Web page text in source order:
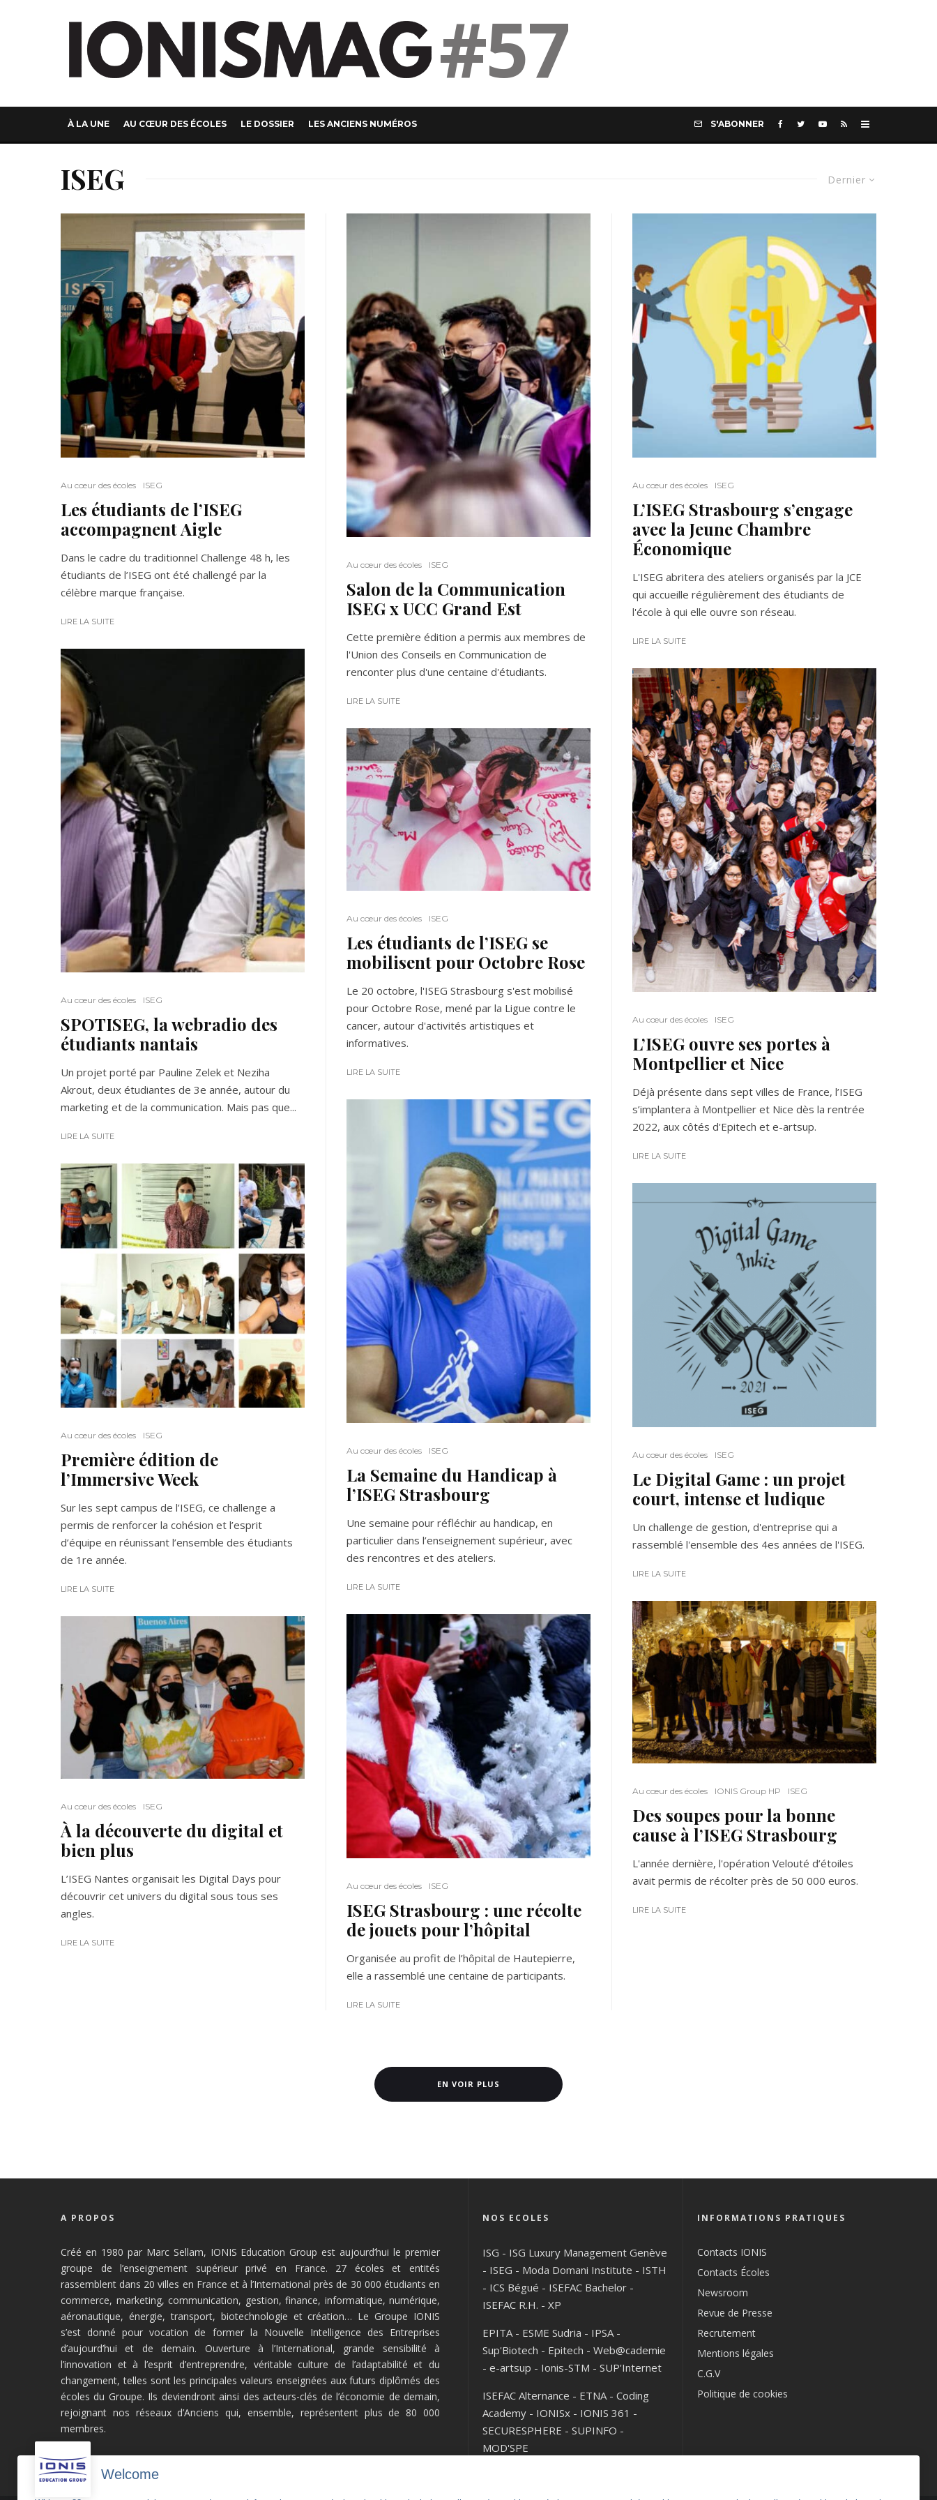
#57
À LA UNE AU CŒUR DES ÉCOLES LE DOSSIER LES ANCIENS NUMÉROS S'ABONNER
Dernier
ISEG
Au cœur des écoles ISEG
Les étudiants de l’ISEG
accompagnent Aigle
Dans le cadre du traditionnel Challenge 48 h, les
étudiants de l’ISEG ont été challengé par la
célèbre marque française.
LIRE LA SUITE
Au cœur des écoles ISEG
SPOTISEG, la webradio des
étudiants nantais
Un projet porté par Pauline Zelek et Neziha
Akrout, deux étudiantes de 3e année, autour du
marketing et de la communication. Mais pas que...
LIRE LA SUITE
Au cœur des écoles ISEG
Première édition de
l’Immersive Week
Sur les sept campus de l’ISEG, ce challenge a
permis de renforcer la cohésion et l’esprit
d’équipe en réunissant l’ensemble des étudiants
de 1re année.
LIRE LA SUITE
Au cœur des écoles ISEG
À la découverte du digital et
bien plus
L’ISEG Nantes organisait les Digital Days pour
découvrir cet univers du digital sous tous ses
angles.
LIRE LA SUITE
Au cœur des écoles ISEG
Salon de la Communication
ISEG x UCC Grand Est
Cette première édition a permis aux membres de
l'Union des Conseils en Communication de
renconter plus d'une centaine d'étudiants.
LIRE LA SUITE
Au cœur des écoles ISEG
Les étudiants de l’ISEG se
mobilisent pour Octobre Rose
Le 20 octobre, l'ISEG Strasbourg s'est mobilisé
pour Octobre Rose, mené par la Ligue contre le
cancer, autour d'activités artistiques et
informatives.
LIRE LA SUITE
Au cœur des écoles ISEG
La Semaine du Handicap à
l’ISEG Strasbourg
Une semaine pour réfléchir au handicap, en
particulier dans l’enseignement supérieur, avec
des rencontres et des ateliers.
LIRE LA SUITE
Au cœur des écoles ISEG
ISEG Strasbourg : une récolte
de jouets pour l’hôpital
Organisée au profit de l’hôpital de Hautepierre,
elle a rassemblé une centaine de participants.
LIRE LA SUITE
Au cœur des écoles ISEG
L’ISEG Strasbourg s’engage
avec la Jeune Chambre
Économique
L'ISEG abritera des ateliers organisés par la JCE
qui accueille régulièrement des étudiants de
l'école à qui elle ouvre son réseau.
LIRE LA SUITE
Au cœur des écoles ISEG
L’ISEG ouvre ses portes à
Montpellier et Nice
Déjà présente dans sept villes de France, l’ISEG
s’implantera à Montpellier et Nice dès la rentrée
2022, aux côtés d'Epitech et e-artsup.
LIRE LA SUITE
Au cœur des écoles ISEG
Le Digital Game : un projet
court, intense et ludique
Un challenge de gestion, d'entreprise qui a
rassemblé l'ensemble des 4es années de l'ISEG.
LIRE LA SUITE
Au cœur des écoles IONIS Group HP ISEG
Des soupes pour la bonne
cause à l’ISEG Strasbourg
L'année dernière, l'opération Velouté d’étoiles
avait permis de récolter près de 50 000 euros.
LIRE LA SUITE
EN VOIR PLUS
A PROPOS
Créé en 1980 par Marc Sellam, IONIS Education Group est aujourd’hui le premier
groupe de l’enseignement supérieur privé en France. 27 écoles et entités
rassemblent dans 20 villes en France et à l’International près de 30 000 étudiants en
commerce, marketing, communication, gestion, finance, informatique, numérique,
aéronautique, énergie, transport, biotechnologie et création… Le Groupe IONIS
s’est donné pour vocation de former la Nouvelle Intelligence des Entreprises
d’aujourd’hui et de demain. Ouverture à l’International, grande sensibilité à
l’innovation et à l’esprit d’entreprendre, véritable culture de l’adaptabilité et du
changement, telles sont les principales valeurs enseignées aux futurs diplômés des
écoles du Groupe. Ils deviendront ainsi des acteurs-clés de l’économie de demain,
rejoignant nos réseaux d’Anciens qui, ensemble, représentent plus de 80 000
membres.
NOS ECOLES
ISG - ISG Luxury Management Genève
- ISEG - Moda Domani Institute - ISTH
- ICS Bégué - ISEFAC Bachelor -
ISEFAC R.H. - XP
EPITA - ESME Sudria - IPSA -
Sup'Biotech - Epitech - Web@cademie
- e-artsup - Ionis-STM - SUP'Internet
ISEFAC Alternance - ETNA - Coding
Academy - IONISx - IONIS 361 -
SECURESPHERE - SUPINFO -
MOD'SPE
INFORMATIONS PRATIQUES
Contacts IONIS
Contacts Écoles
Newsroom
Revue de Presse
Recrutement
Mentions légales
C.G.V
Politique de cookies
Welcome